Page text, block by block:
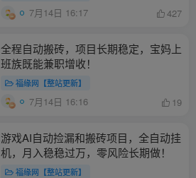
7月14日 16:17 427
全程自动搬砖，项目长期稳定，宝妈上
班族既能兼职增收！
福缘网【整站更新】
7月14日 16:16 19
游戏AI自动捡漏和搬砖项目，全自动挂
机，月入稳稳过万，零风险长期做！
福缘网【整站更新】